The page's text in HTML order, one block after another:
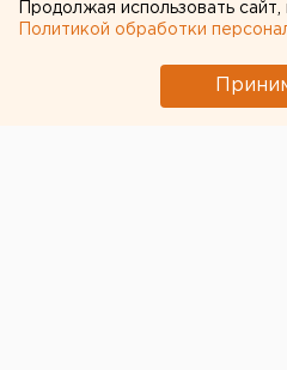
Продолжая использовать
Политикой обработки